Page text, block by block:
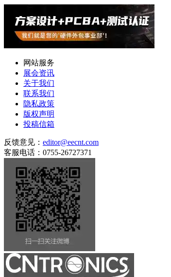
网站服务
展会资讯
关于我们
联系我们
隐私政策
版权声明
投稿信箱
反馈意见： editor@eecnt.com
客服电话：0755-26727371